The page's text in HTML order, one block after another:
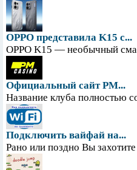
OPPO представила K15 с...
OPPO K15 — необычный
Официальный сайт PM...
Название клуба полностью
Подключить вайфай на...
Рано или поздно Вы